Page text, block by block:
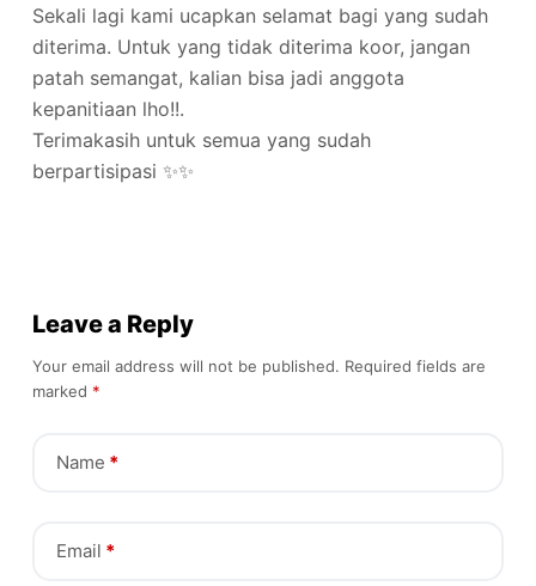
Sekali lagi kami ucapkan selamat bagi yang sudah
diterima. Untuk yang tidak diterima koor, jangan
patah semangat, kalian bisa jadi anggota
kepanitiaan lho!!.
Terimakasih untuk semua yang sudah
berpartisipasi ✨✨
Leave a Reply
Your email address will not be published. Required fields are
marked *
Name *
Email *